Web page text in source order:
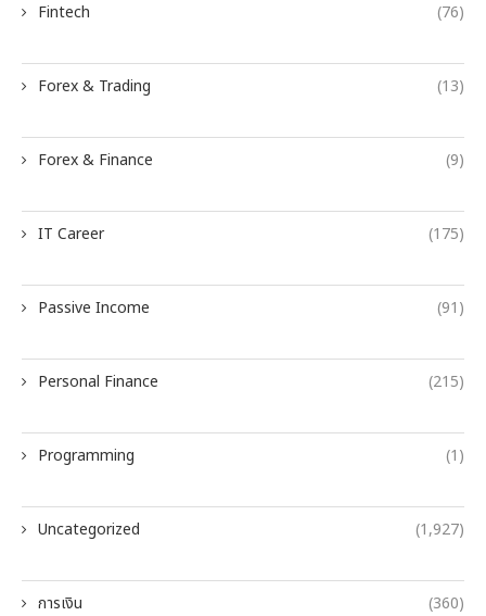
Fintech (76)
Forex & Trading (13)
Forex & Finance (9)
IT Career (175)
Passive Income (91)
Personal Finance (215)
Programming (1)
Uncategorized (1,927)
การเงิน (360)